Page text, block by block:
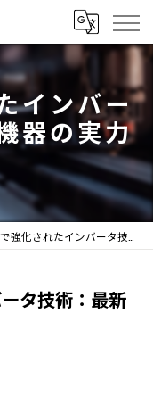
インバー
器の実力
れたインバータ技術：最新電気機器の実力とは？
タ技術：最新